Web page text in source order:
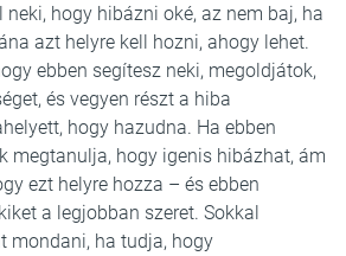
hogy hibázni oké, az nem baj, ha
azt helyre kell hozni, ahogy lehet.
ebben segítesz neki, megoldjátok,
és vegyen részt a hiba
hogy hazudna. Ha ebben
megtanulja, hogy igenis hibázhat, ám
ezt helyre hozza – és ebben
a legjobban szeret. Sokkal
mondani, ha tudja, hogy